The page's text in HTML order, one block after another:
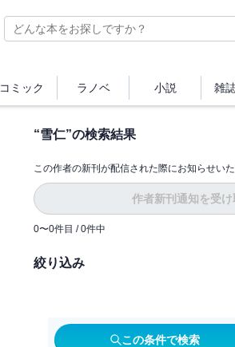
コミック ラノベ 小説 雑
“雪仁”の検索結果
この作者の新刊が配信された際にお知らせいた
作者新刊通知を受け
0〜0件目 / 0件中
絞り込み
この条件で検索